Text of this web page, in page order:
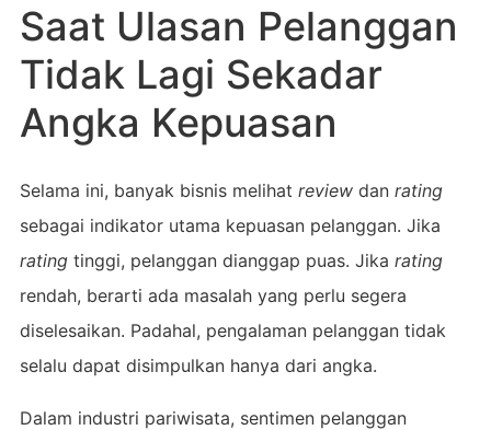
Saat Ulasan Pelanggan
Tidak Lagi Sekadar
Angka Kepuasan
Selama ini, banyak bisnis melihat reviewdan rating
sebagai indikator utama kepuasan pelanggan. Jika
ratingtinggi, pelanggan dianggap puas. Jika rating
rendah, berarti ada masalah yang perlu segera
diselesaikan. Padahal, pengalaman pelanggan tidak
selalu dapat disimpulkan hanya dari angka.
Dalam industri pariwisata, sentimen pelanggan